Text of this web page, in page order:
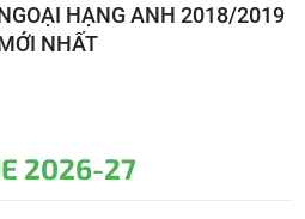
HẠNG ANH 2018/2019
NHẤT
2026-27